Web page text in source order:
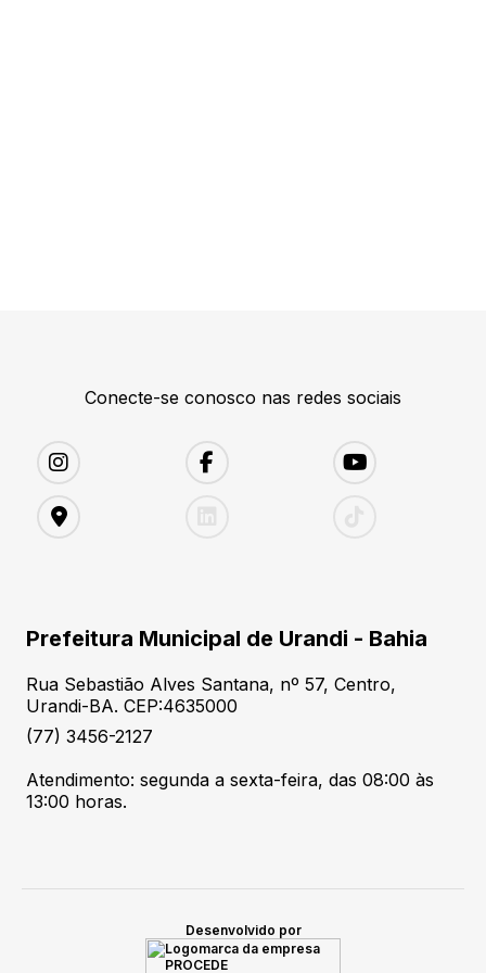
Conecte-se conosco nas redes sociais
Prefeitura Municipal de Urandi - Bahia
Rua Sebastião Alves Santana, nº 57, Centro,
Urandi-BA. CEP:4635000
(77) 3456-2127
Atendimento: segunda a sexta-feira, das 08:00 às
13:00 horas.
Desenvolvido por